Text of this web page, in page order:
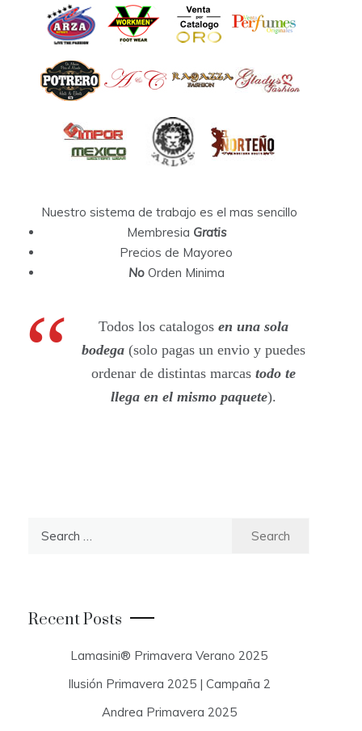
Nuestro sistema de trabajo es el mas sencillo
Membresia Gratis
Precios de Mayoreo
NoOrden Minima
Todos los catalogos en una sola
bodega (solo pagas un envio y puedes
ordenar de distintas marcastodo te
llega en el mismo paquete).
r
:
Recent Posts
Lamasini® Primavera Verano 2025
Ilusión Primavera 2025 | Campaña 2
Andrea Primavera 2025